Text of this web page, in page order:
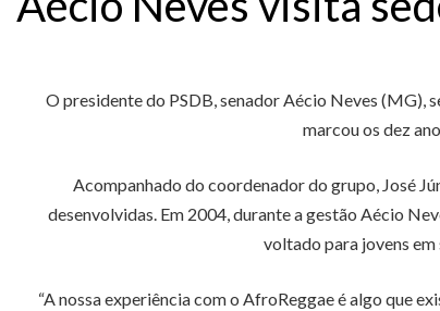
O presidente do PSDB, senador Aécio Neves (MG),
marcou os dez
Acompanhado do coordenador do grupo, José
desenvolvidas. Em 2004, durante a gestão Aécio
voltado para jovens
“A nossa experiência com o AfroReggae é algo que